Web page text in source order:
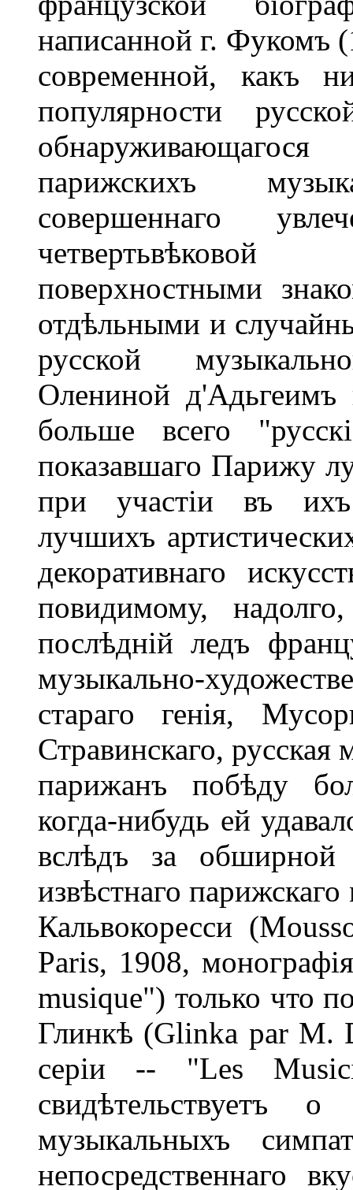
написанной г. Фукомъ
современной, какъ
популярности
парижскихъ
совершеннаго
поверхностными
отдѣльными и
русской
Олениной д'Адьгеимъ
больше всего
показавшаго Парижу
при участіи въ ихъ
лучшихъ
декоративнаго
повидимому,
послѣдній ледъ
музыкально-
стараго генія,
Стравинскаго,
парижанъ побѣду
когда-нибудь ей
вслѣдъ за обширной
извѣстнаго
Кальвокоресси
Paris, 1908,
musique") только что
Глинкѣ (Glinka par М.
серіи -- "Les
свидѣтельствуетъ о
музыкальныхъ
непосредственнаго